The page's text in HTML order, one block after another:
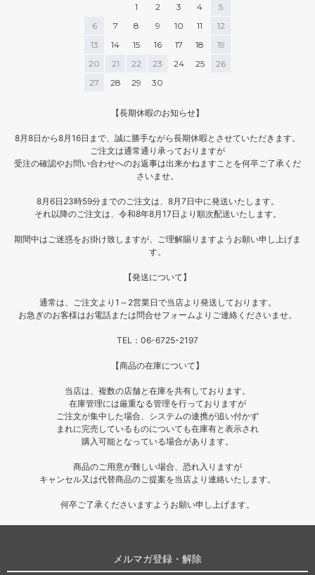
1
2 3 4
5
6
7 8 9 10 11
12
13
14 15 16 17 18
19
20
21 22 23 24 25
26
27
28 29 30
【長期休暇のお知らせ】
8月8日から8月16日まで、誠に勝手ながら長期休暇とさせていただきます。
ご注文は通常通り承っておりますが
受注の確認やお問い合わせへのお返事は出来かねますことを何卒ご了承くだ
さいませ。
8月6日23時59分までのご注文は、8月7日中に発送いたします。
それ以降のご注文は、令和8年8月17日より順次配送いたします。
期間中はご迷惑をお掛け致しますが、ご理解賜りますようお願い申し上げま
す。
【発送について】
通常は、ご注文より1～2営業日で当店より発送しております。
お急ぎのお客様はお電話または問合せフォームよりご連絡くださいませ。
TEL：06-6725-2197
【商品の在庫について】
当店は、複数の店舗と在庫を共有しております。
在庫管理には厳重なる管理を行っておりますが
ご注文が集中した場合、システムの連携が追い付かず
まれに完売しているものについても在庫有と表示され
購入可能となっている場合があります。
商品のご用意が難しい場合、恐れ入りますが
キャンセル又は代替商品のご提案を当店より連絡いたします。
何卒ご了承くださいますようお願い申し上げます。
メルマガ登録・解除